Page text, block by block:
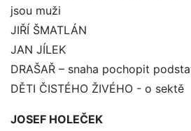
jsou muži
JIŘÍ ŠMATLÁN
JAN JÍLEK
DRAŠAŘ – snaha pochopit
DĚTI ČISTÉHO ŽIVÉHO - o sektě
JOSEF HOLEČEK